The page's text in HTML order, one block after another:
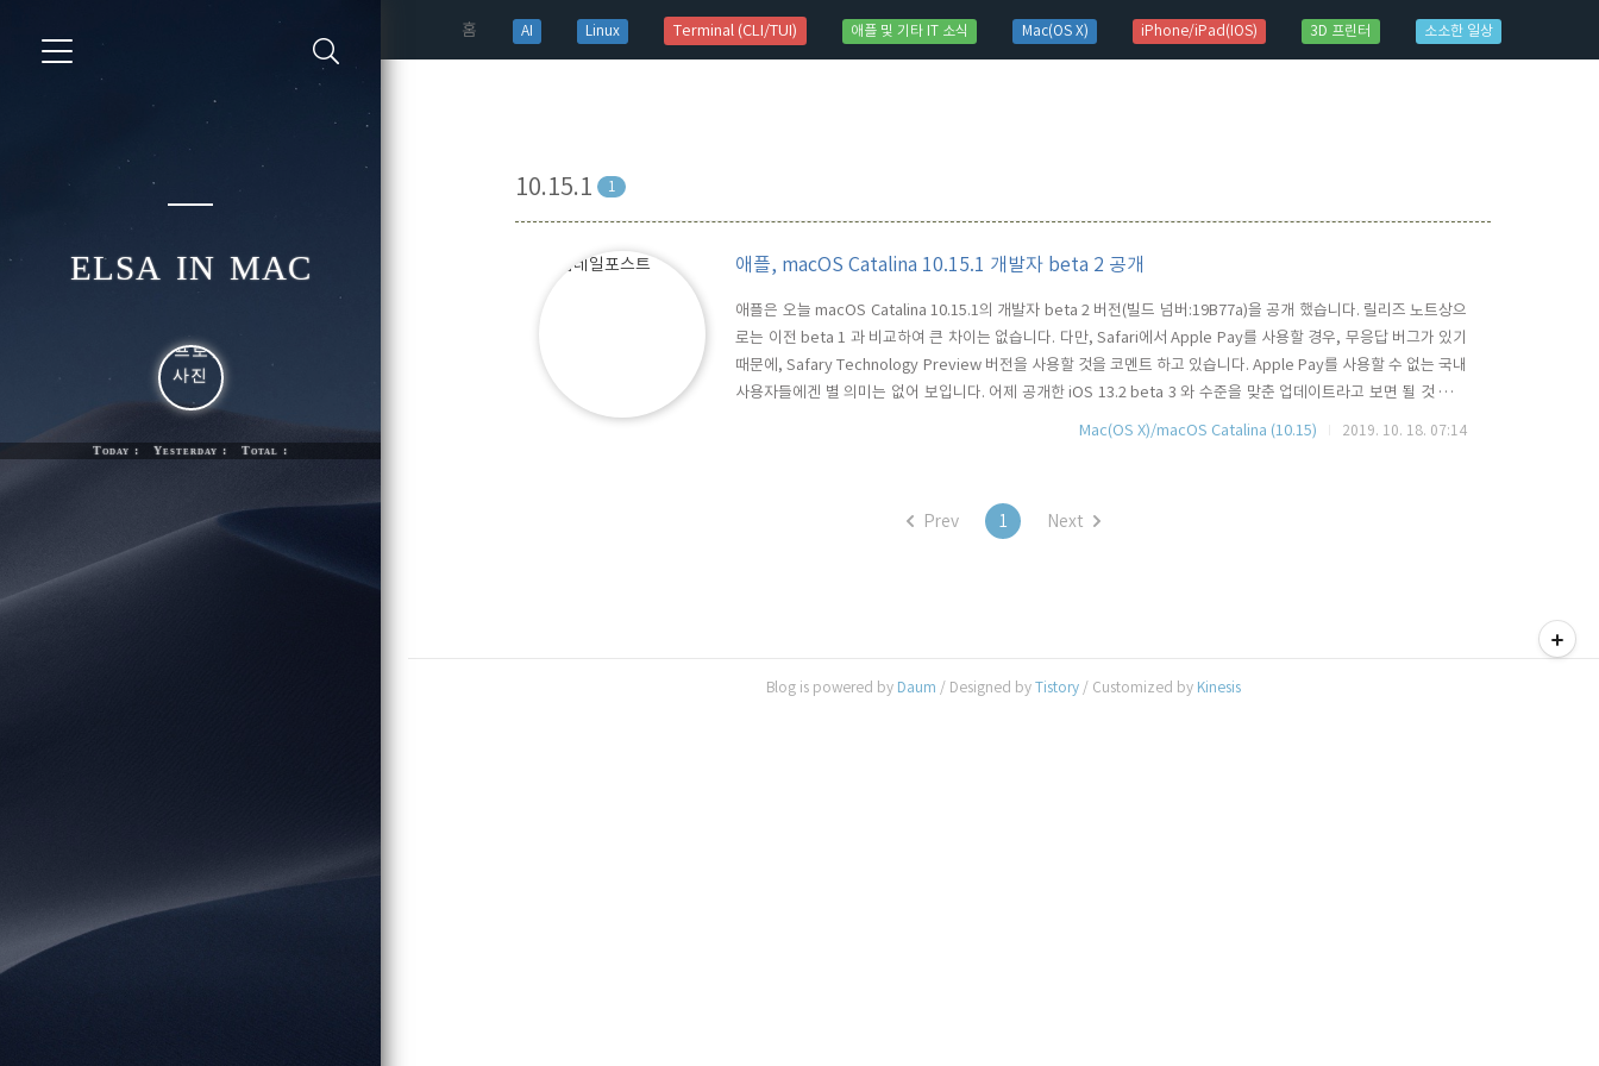
홈(current)
AI Linux Terminal (CLI/TUI) 애플 및 기타 IT 소식 Mac(OS X) iPhone/iPad(IOS) 3D 프린터 소소한 일상
elsa in mac
Today : Yesterday : Total :
10.15.1 1
애플, macOS Catalina 10.15.1 개발자 beta 2 공개
애플은 오늘 macOS Catalina 10.15.1의 개발자 beta 2 버전(빌드 넘버:19B77a)을 공개 했습니다. 릴리즈 노트상으
로는 이전 beta 1 과 비교하여 큰 차이는 없습니다. 다만, Safari에서 Apple Pay를 사용할 경우, 무응답 버그가 있기
때문에, Safary Technology Preview 버전을 사용할 것을 코멘트 하고 있습니다. Apple Pay를 사용할 수 없는 국내
사용자들에겐 별 의미는 없어 보입니다. 어제 공개한 iOS 13.2 beta 3 와 수준을 맞춘 업데이트라고 보면 될 것 같습
니다. 관련 글 목록) 2019/10/12 - 애플, macOS Catalina 10.15.1 개발자 beta 1 공개
Mac(OS X)/macOS Catalina (10.15) 2019. 10. 18. 07:14
Prev 1 Next
Blog is powered by Daum / Designed by Tistory/ Customized by Kinesis